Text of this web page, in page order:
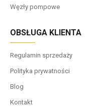
Węzły pompowe
OBSŁUGA KLIENTA
Regulamin sprzedaży
Polityka prywatności
Blog
Kontakt